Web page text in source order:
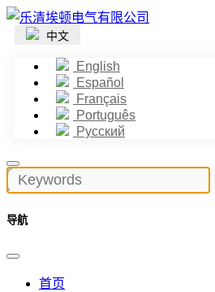
中文
English
Español
Français
Português
Русский
导航
首页